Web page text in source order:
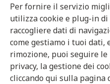
Per fornire il servizio
utilizza cookie e plug-in
raccogliere dati di
come gestiamo i tuoi dati,
rimozione, puoi seguire
privacy, la gestione dei
cliccando qui sulla pagina